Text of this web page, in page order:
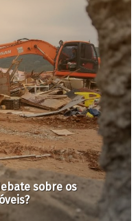
Bexiga: patrimônio